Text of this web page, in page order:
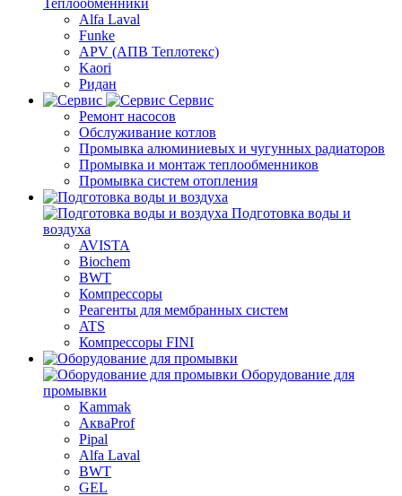
Теплообменники
Alfa Laval
Funke
APV (АПВ Теплотекс)
Kaori
Ридан
Сервис
Ремонт насосов
Обслуживание котлов
Промывка алюминиевых и чугунных радиаторов
Промывка и монтаж теплообменников
Промывка систем отопления
Подготовка воды и
воздуха
AVISTA
Biochem
BWT
Компрессоры
Реагенты для мембранных систем
ATS
Компрессоры FINI
Оборудование для
промывки
Kammak
АкваProf
Pipal
Alfa Laval
BWT
GEL